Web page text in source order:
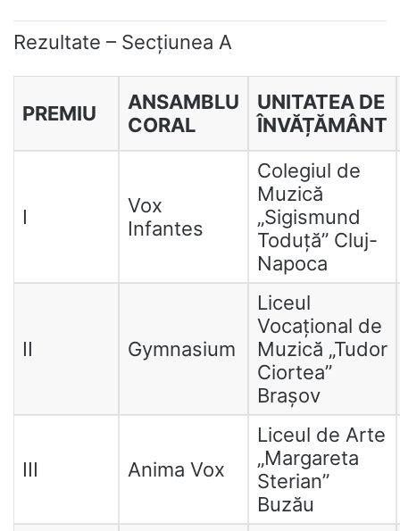
Rezultate – Secțiunea A
PREMIU
ANSAMBLU
CORAL
UNITATEA DE
ÎNVĂȚĂMÂNT
I
Vox
Infantes
Colegiul de
Muzică
„Sigismund
Toduță” Cluj-
Napoca
II Gymnasium
Liceul
Vocațional de
Muzică „Tudor
Ciortea”
Brașov
III Anima Vox
Liceul de Arte
„Margareta
Sterian”
Buzău